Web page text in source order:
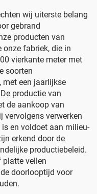
wij uiterste belang
gebrand
producten van
onze fabriek, die in
vierkante meter met
soorten
met een jaarlijkse
productie van
de aankoop van
verwerken
en voldoet aan milieu-
erkend door de
productiebeleid.
platte vellen
doorlooptijd voor